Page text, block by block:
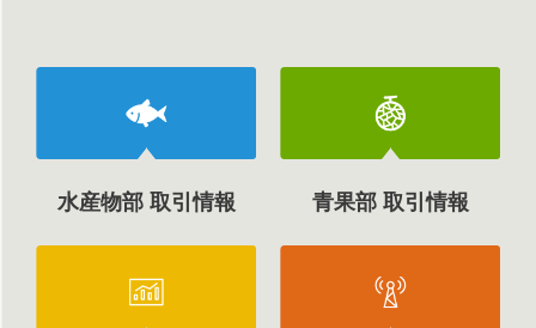
水産物部 取引情報 青果部 取引情報